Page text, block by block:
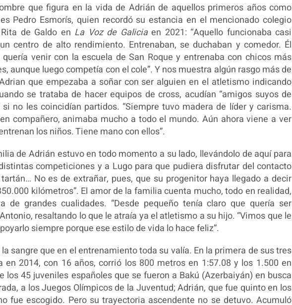
que figura en la vida de Adrián de aquellos primeros años como
Pedro Esmorís, quien recordó su estancia en el mencionado colegio
de Galdo en La Voz de Galiciaen 2021: “Aquello funcionaba casi
centro de alto rendimiento. Entrenaban, se duchaban y comedor. Él
quería venir con la escuela de San Roque y entrenaba con chicos más
aunque luego competía con el cole”. Y nos muestra algún rasgo más de
que empezaba a soñar con ser alguien en el atletismo indicando
se trataba de hacer equipos de cross, acudían “amigos suyos de
si no les coincidían partidos. “Siempre tuvo madera de líder y carisma.
compañero, animaba mucho a todo el mundo. Aún ahora viene a ver
los niños. Tiene mano con ellos”.
de Adrián estuvo en todo momento a su lado, llevándolo de aquí para
competiciones y a Lugo para que pudiera disfrutar del contacto
No es de extrañar, pues, que su progenitor haya llegado a decir
kilómetros”. El amor de la familia cuenta mucho, todo en realidad,
grandes cualidades. “Desde pequeño tenía claro que quería ser
resaltando lo que le atraía ya el atletismo a su hijo. “Vimos que le
siempre porque ese estilo de vida lo hace feliz”.
sangre que en el entrenamiento toda su valía. En la primera de sus tres
en 2014, con 16 años, corrió los 800 metros en 1:57.08 y los 1.500 en
los 45 juveniles españoles que se fueron a Bakú (Azerbaiyán) en busca
a los Juegos Olímpicos de la Juventud; Adrián, que fue quinto en los
fue escogido. Pero su trayectoria ascendente no se detuvo. Acumuló